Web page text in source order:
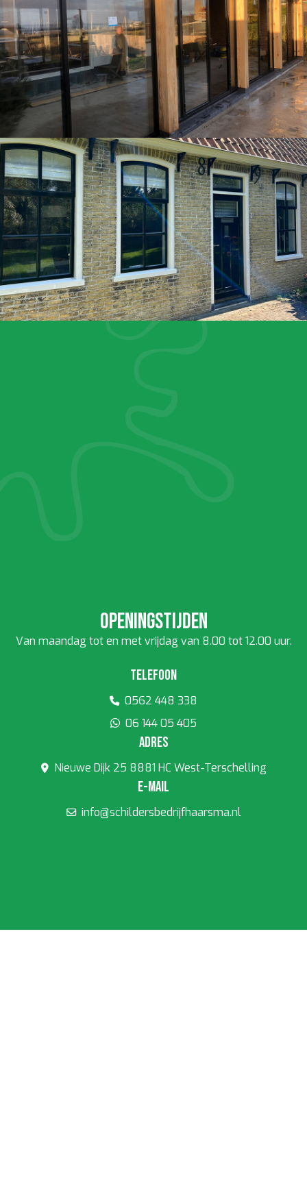
Openingstijden
Van maandag tot en met vrijdag van 8.00 tot 12.00 uur.
Telefoon
0562 448 338
06 144 05 405
Adres
Nieuwe Dijk 25 8881 HC West-Terschelling
E-mail
info@schildersbedrijfhaarsma.nl